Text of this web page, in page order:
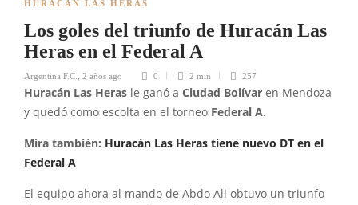
HURACÁN LAS HERAS
Los goles del triunfo de Huracán Las
Heras en el Federal A
Argentina F.C. 2 años ago 0 2 min 257
Huracán Las Heras le ganó a Ciudad Bolívar en Mendoza
y quedó como escolta en el torneo Federal A.
Mira también: Huracán Las Heras tiene nuevo DT en el
Federal A
El equipo ahora al mando de Abdo Ali obtuvo un triunfo